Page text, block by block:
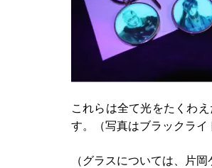
これらは全て光をたくわ
す。（写真はブラックラ
（グラスについては、片